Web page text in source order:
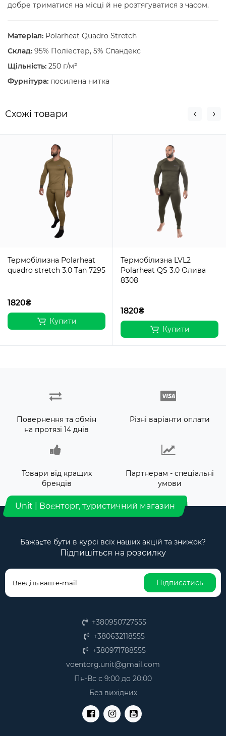
добре триматися на місці й не розтягуватися з часом.
Матеріал: Polarheat Quadro Stretch
Склад: 95% Поліестер, 5% Спандекс
Щільність: 250 г/м²
Фурнітура: посилена нитка
Схожi товари
Термобілизна Polarheat
quadro stretch 3.0 Tan 7295
1820₴
Купити
Термобілизна LVL2
Polarheat QS 3.0 Олива
8308
1820₴
Купити
Повернення та обмін
на протязі 14 днів
Різні варіанти оплати
Товари від кращих
брендів
Партнерам - спеціальні
умови
Unit | Воєнторг, туристичний магазин
Бажаєте бути в курсі всіх наших акцій та знижок?
Підпишіться на розсилку
Підписатись
+380950727555
+380632118555
+380971788555
voentorg.unit@gmail.com
Пн-Вс с 9:00 до 20:00
Без вихідних